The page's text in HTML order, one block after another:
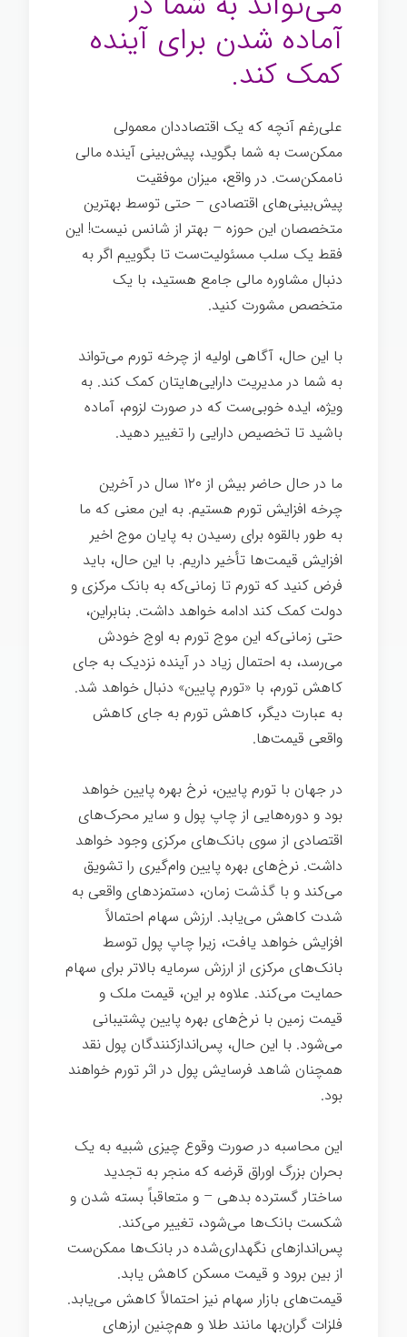
آماده شدن برای آینده
کمک کند.
علی‌رغم آنچه که یک اقتصاددان معمولی
ممکن‌ست به شما بگوید، پیش‌بینی آینده مالی
ناممکن‌ست. در واقع، میزان موفقیت
پیش‌بینی‌های اقتصادی – حتی توسط بهترین
متخصصان این حوزه – بهتر از شانس نیست! این
فقط یک سلب مسئولیت‌ست تا بگوییم اگر به
دنبال مشاوره مالی جامع هستید، با یک
متخصص مشورت کنید.
با این حال، آگاهی اولیه از چرخه تورم می‌تواند
به شما در مدیریت دارایی‌هایتان کمک کند. به
ویژه، ایده خوبی‌ست که در صورت لزوم، آماده
باشید تا تخصیص دارایی را تغییر دهید.
ما در حال حاضر بیش از ۱۲۰ سال در آخرین
چرخه افزایش تورم هستیم. به این معنی که ما
به طور بالقوه برای رسیدن به پایان موج اخیر
افزایش قیمت‌ها تأخیر داریم. با این حال، باید
فرض کنید که تورم تا زمانی‌که به بانک مرکزی و
دولت کمک کند ادامه خواهد داشت. بنابراین،
حتی زمانی‌که این موج تورم به اوج خودش
می‌رسد، به احتمال زیاد در آینده نزدیک به جای
کاهش تورم، با «تورم پایین» دنبال خواهد شد.
به عبارت دیگر، کاهش تورم به جای کاهش
واقعی قیمت‌ها.
در جهان با تورم پایین، نرخ بهره پایین خواهد
بود و دوره‌هایی از چاپ پول و سایر محرک‌های
اقتصادی از سوی بانک‌های مرکزی وجود خواهد
داشت. نرخ‌های بهره پایین وام‌گیری را تشویق
می‌کند و با گذشت زمان، دستمزدهای واقعی به
شدت کاهش می‌یابد. ارزش سهام احتمالاً
افزایش خواهد یافت، زیرا چاپ پول توسط
بانک‌های مرکزی از ارزش سرمایه بالاتر برای سهام
حمایت می‌کند. علاوه بر این، قیمت ملک و
قیمت زمین با نرخ‌های بهره پایین پشتیبانی
می‌شود. با این حال، پس‌انداز‌کنندگان پول نقد
همچنان شاهد فرسایش پول در اثر تورم خواهند
بود.
این محاسبه در صورت وقوع چیزی شبیه به یک
بحران بزرگ اوراق قرضه که منجر به تجدید
ساختار گسترده بدهی – و متعاقباً بسته شدن و
شکست بانک‌ها می‌شود، تغییر می‌کند.
پس‌اندازهای نگهداری‌شده در بانک‌ها ممکن‌ست
از بین برود و قیمت مسکن کاهش یابد.
قیمت‌های بازار سهام نیز احتمالاً کاهش می‌یابد.
فلزات گران‌بها مانند طلا و هم‌چنین ارزهای